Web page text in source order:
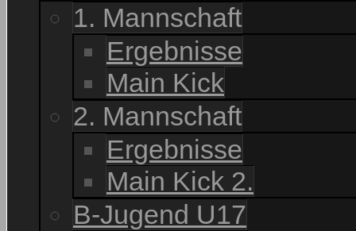
1. Mannschaft
Ergebnisse
Main Kick
2. Mannschaft
Ergebnisse
Main Kick 2.
B-Jugend U17